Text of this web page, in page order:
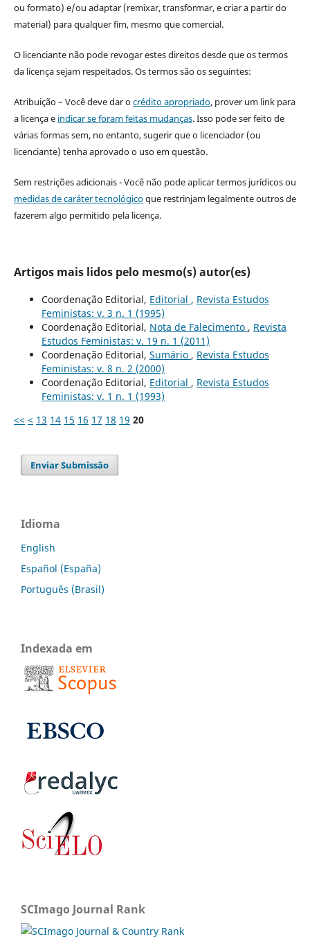
ou formato) e/ou adaptar (remixar, transformar, e criar a partir do
material) para qualquer fim, mesmo que comercial.
O licenciante não pode revogar estes direitos desde que os termos
da licença sejam respeitados. Os termos são os seguintes:
Atribuição – Você deve dar ocrédito apropriado, prover um link para
a licença e indicar se foram feitas mudanças. Isso pode ser feito de
várias formas sem, no entanto, sugerir que o licenciador (ou
licenciante) tenha aprovado o uso em questão.
Sem restrições adicionais - Você não pode aplicar termos jurídicos ou
medidas de caráter tecnológicoque restrinjam legalmente outros de
fazerem algo permitido pela licença.
Artigos mais lidos pelo mesmo(s) autor(es)
Coordenação Editorial, Editorial , Revista Estudos
Feministas: v. 3 n. 1 (1995)
Coordenação Editorial, Nota de Falecimento , Revista
Estudos Feministas: v. 19 n. 1 (2011)
Coordenação Editorial, Sumário , Revista Estudos
Feministas: v. 8 n. 2 (2000)
Coordenação Editorial, Editorial , Revista Estudos
Feministas: v. 1 n. 1 (1993)
<< < 13 14 15 16 17 18 19 20
Enviar Submissão
Idioma
English
Español (España)
Português (Brasil)
Indexada em
SCImago Journal Rank